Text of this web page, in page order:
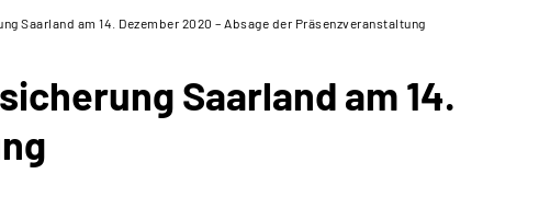
Saarland am 14. Dezember 2020 – Absage der Präsenzveranstaltung
Saarland am 14.